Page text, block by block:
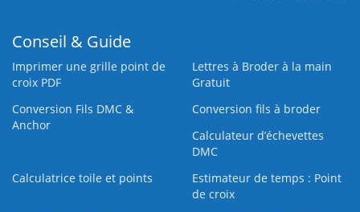
Conseil & Guide
Imprimer une grille point de
croix PDF
Lettres à Broder à la main
Gratuit
Conversion Fils DMC &
Anchor
Conversion fils à broder
Calculateur d’échevettes
DMC
Calculatrice toile et points
Estimateur de temps : Point
de croix